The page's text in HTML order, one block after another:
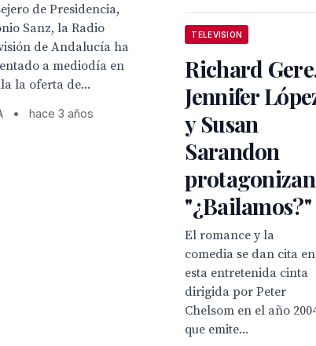
de Presidencia,
Sanz, la Radio
de Andalucía ha
a mediodía en
la oferta de...
• hace 3 años
TELEVISION
Richard
Jennifer
y Susan
Sarandon
protagonizan
"¿Bailamos?"
El romance y la
comedia se dan cita en
esta entretenida cinta
dirigida por Peter
Chelsom en el año
que emite...